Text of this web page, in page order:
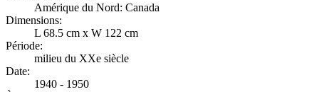
Amérique du Nord: Canada
Dimensions:
L 68.5 cm x W 122 cm
Période:
milieu du XXe siècle
Date:
1940 - 1950